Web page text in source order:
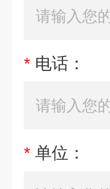
* 电话：
* 单位：